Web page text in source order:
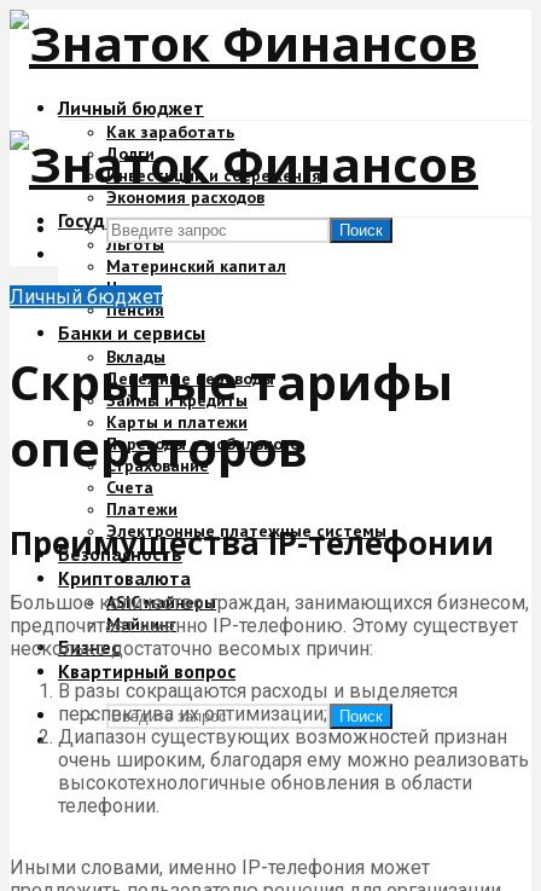
Личный бюджет
Как заработать
Долги
Инвестиции и сбережения
Экономия расходов
Государство и деньги
Льготы
Материнский капитал
Налоги
Пенсия
Банки и сервисы
Вклады
Денежные переводы
Займы и кредиты
Карты и платежи
Переводы с мобильного
Страхование
Счета
Платежи
Электронные платежные системы
Безопасность
Криптовалюта
ASIC майнеры
Майнинг
Бизнес
Квартирный вопрос
Поиск
Поиск
Личный бюджет
Скрытые тарифы
операторов
Преимущества IP-телефонии
Большое количество граждан, занимающихся бизнесом,
предпочитает именно IP-телефонию. Этому существует
несколько достаточно весомых причин:
В разы сокращаются расходы и выделяется
перспектива их оптимизации;
Диапазон существующих возможностей признан
очень широким, благодаря ему можно реализовать
высокотехнологичные обновления в области
телефонии.
Иными словами, именно IP-телефония может